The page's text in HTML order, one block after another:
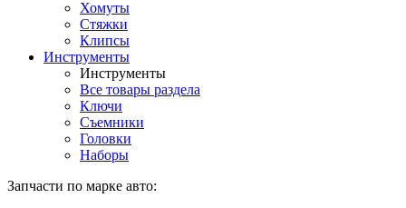
Хомуты
Стяжки
Клипсы
Инструменты
Инструменты
Все товары раздела
Ключи
Съемники
Головки
Наборы
Запчасти по марке авто: